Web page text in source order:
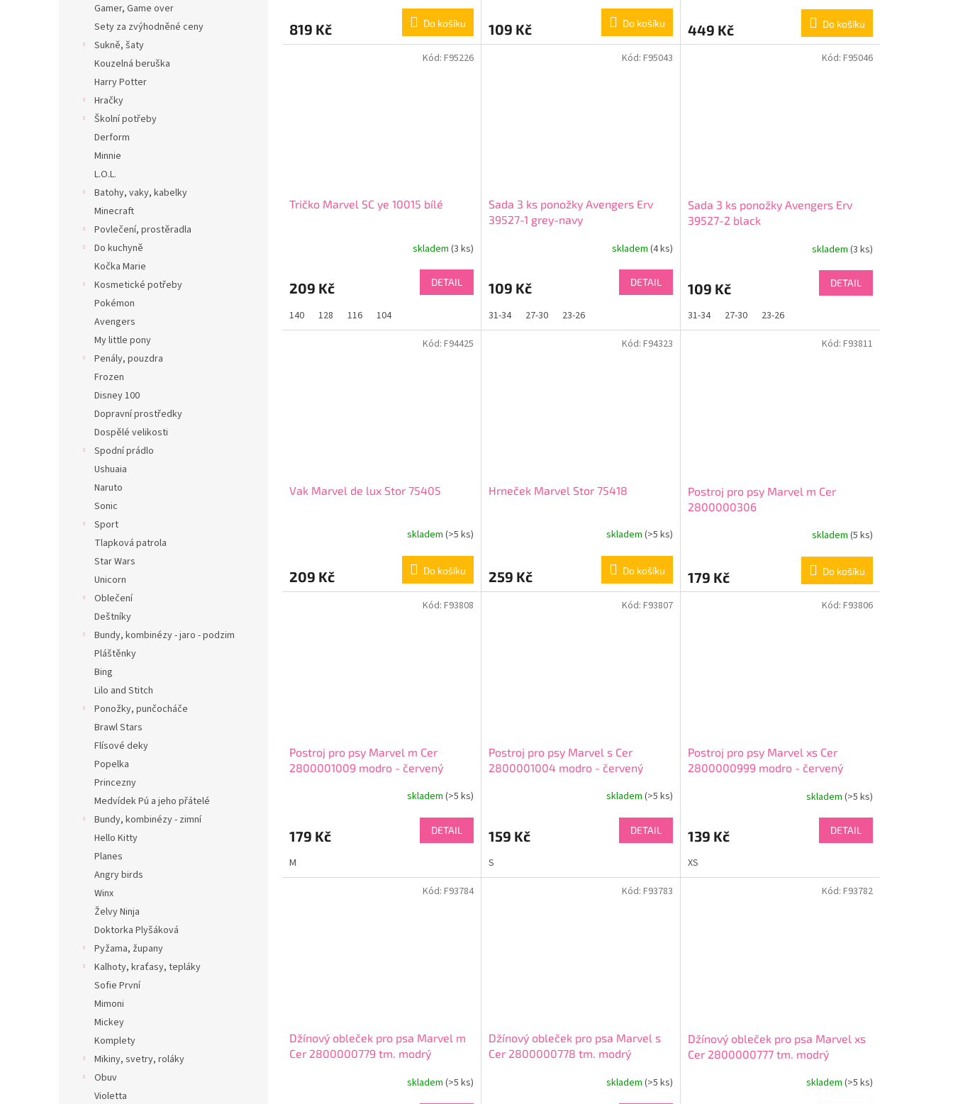
Gamer, Game over
Sety za zvýhodněné ceny
Sukně, šaty
Kouzelná beruška
Harry Potter
Hračky
Školní potřeby
Derform
Minnie
L.O.L.
Batohy, vaky, kabelky
Minecraft
Povlečení, prostěradla
Do kuchyně
Kočka Marie
Kosmetické potřeby
Pokémon
Avengers
My little pony
Penály, pouzdra
Frozen
Disney 100
Dopravní prostředky
Dospělé velikosti
Spodní prádlo
Ushuaia
Naruto
Sonic
Sport
Tlapková patrola
Star Wars
Unicorn
Oblečení
Deštníky
Bundy, kombinézy - jaro - podzim
Pláštěnky
Bing
Lilo and Stitch
Ponožky, punčocháče
Brawl Stars
Flísové deky
Popelka
Princezny
Medvídek Pú a jeho přátelé
Bundy, kombinézy - zimní
Hello Kitty
Planes
Angry birds
Winx
Želvy Ninja
Doktorka Plyšáková
Pyžama, župany
Kalhoty, kraťasy, tepláky
Sofie První
Mimoni
Mickey
Komplety
Mikiny, svetry, roláky
Obuv
Violetta
819 Kč Do košíku 109 Kč Do košíku 449 Kč Do košíku
Tričko Marvel SC ye 10015 bílé
skladem (3 ks)
209 Kč DETAIL
140 128 116 104
Kód: F95226
Sada 3 ks ponožky Avengers Erv
39527-1 grey-navy
skladem (4 ks)
109 Kč DETAIL
31-34 27-30 23-26
Kód: F95043
Sada 3 ks ponožky Avengers Erv
39527-2 black
skladem (3 ks)
109 Kč DETAIL
31-34 27-30 23-26
Kód: F95046
Vak Marvel de lux Stor 75405
skladem (>5 ks)
209 Kč Do košíku
Kód: F94425
Hrneček Marvel Stor 75418
skladem (>5 ks)
259 Kč Do košíku
Kód: F94323
Postroj pro psy Marvel m Cer
2800000306
skladem (5 ks)
179 Kč Do košíku
Kód: F93811
Postroj pro psy Marvel m Cer
2800001009 modro - červený
skladem (>5 ks)
179 Kč DETAIL
M
Kód: F93808
Postroj pro psy Marvel s Cer
2800001004 modro - červený
skladem (>5 ks)
159 Kč DETAIL
S
Kód: F93807
Postroj pro psy Marvel xs Cer
2800000999 modro - červený
skladem (>5 ks)
139 Kč DETAIL
XS
Kód: F93806
Džínový obleček pro psa Marvel m
Cer 2800000779 tm. modrý
skladem (>5 ks)
Kód: F93784
Džínový obleček pro psa Marvel s
Cer 2800000778 tm. modrý
skladem (>5 ks)
Kód: F93783
Džínový obleček pro psa Marvel xs
Cer 2800000777 tm. modrý
skladem (>5 ks)
Kód: F93782